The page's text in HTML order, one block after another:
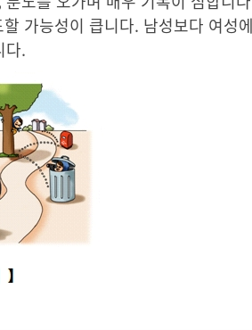
가능성이 큽니다. 남성보다 여
다.